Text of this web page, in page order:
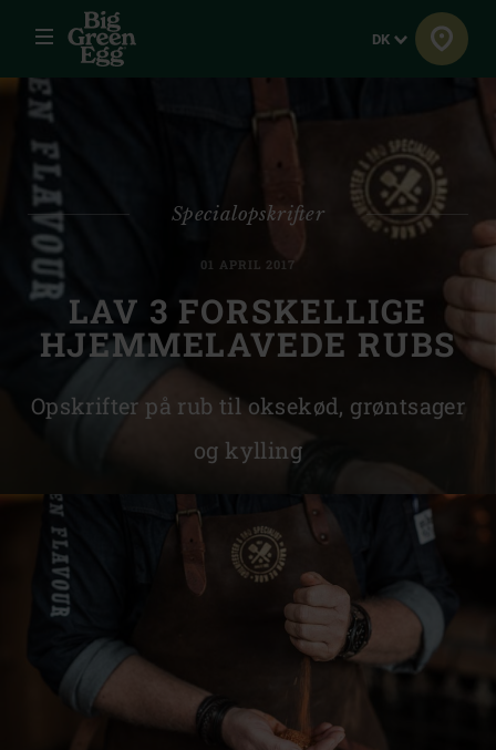
Menu Sprog
DK
Specialopskrifter
01 APRIL 2017
LAV 3 FORSKELLIGE
HJEMMELAVEDE RUBS
Opskrifter på rub til oksekød, grøntsager
og kylling